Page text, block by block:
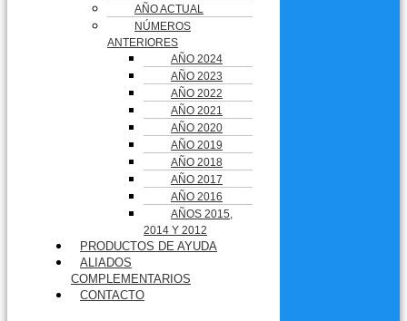
AÑO ACTUAL
NÚMEROS
ANTERIORES
AÑO 2024
AÑO 2023
AÑO 2022
AÑO 2021
AÑO 2020
AÑO 2019
AÑO 2018
AÑO 2017
AÑO 2016
AÑOS 2015,
2014 Y 2012
PRODUCTOS DE AYUDA
ALIADOS
COMPLEMENTARIOS
CONTACTO